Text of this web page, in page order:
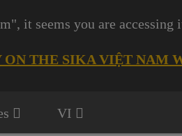
it seems you are
ON THE SIKA VIỆT NAM
VI